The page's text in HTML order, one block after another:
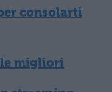
consolarti
le migliori